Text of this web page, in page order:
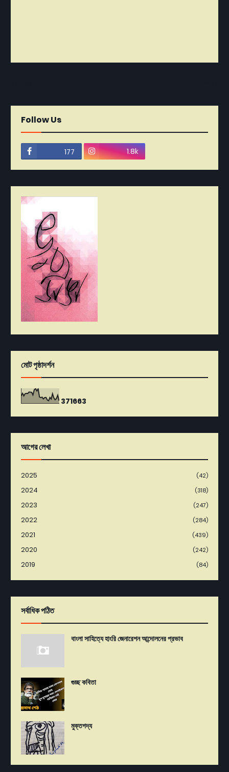
Follow Us
177 1.8k
মোট পৃষ্ঠাদর্শন
371663
আগের লেখা
2025 (42)
2024 (318)
2023 (247)
2022 (284)
2021 (439)
2020 (242)
2019 (84)
সর্বাধিক পঠিত
বাংলা সাহিত্যে হাংরি জেনারেশন আন্দোলনের প্রভাব
গুচ্ছ কবিতা
মুক্তগদ্য